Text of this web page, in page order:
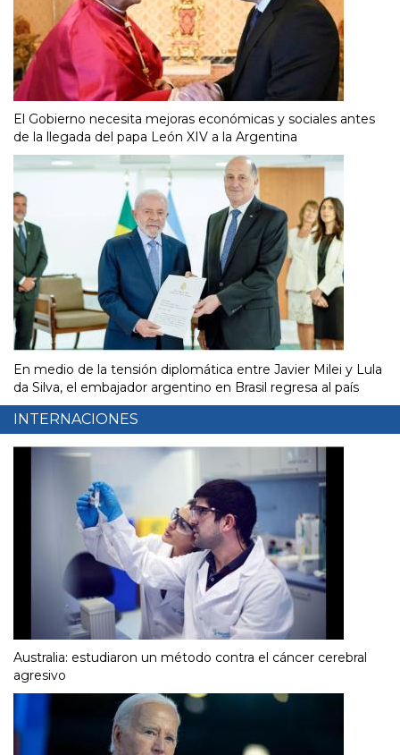
El Gobierno necesita mejoras económicas y sociales antes
de la llegada del papa León XIV a la Argentina
En medio de la tensión diplomática entre Javier Milei y Lula
da Silva, el embajador argentino en Brasil regresa al país
INTERNACIONES
Australia: estudiaron un método contra el cáncer cerebral
agresivo